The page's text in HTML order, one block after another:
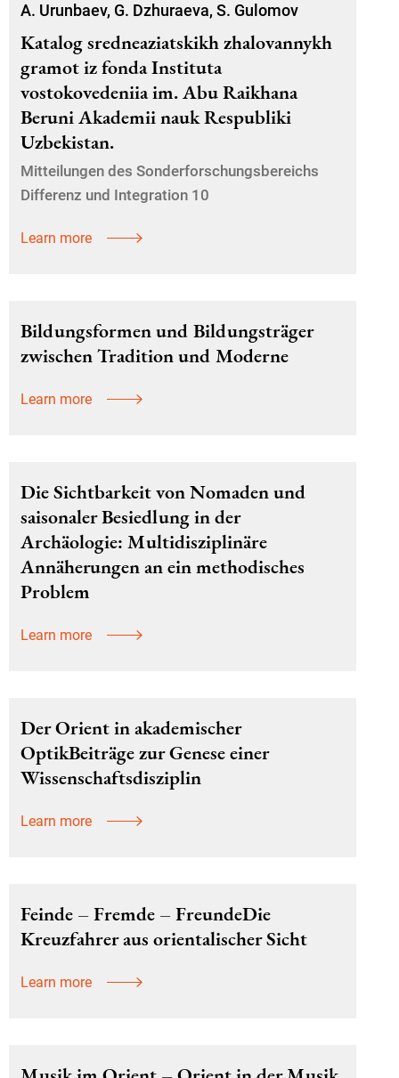
A. Urunbaev, G. Dzhuraeva, S. Gulomov
Katalog sredneaziatskikh zhalovannykh
gramot iz fonda Instituta
vostokovedeniia im. Abu Raikhana
Beruni Akademii nauk Respubliki
Uzbekistan.
Mitteilungen des Sonderforschungsbereichs
Differenz und Integration 10
Learn more
Bildungsformen und Bildungsträger
zwischen Tradition und Moderne
Learn more
Die Sichtbarkeit von Nomaden und
saisonaler Besiedlung in der
Archäologie: Multidisziplinäre
Annäherungen an ein methodisches
Problem
Learn more
Der Orient in akademischer
OptikBeiträge zur Genese einer
Wissenschaftsdisziplin
Learn more
Feinde – Fremde – FreundeDie
Kreuzfahrer aus orientalischer Sicht
Learn more